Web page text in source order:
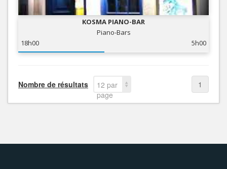
KOSMA PIANO-BAR
Piano-Bars
18h00
5h00
Nombre de résultats
12 par
page
1